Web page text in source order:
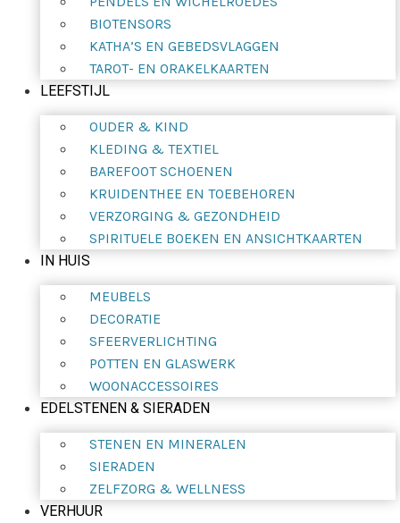
BIOTENSORS
KATHA’S EN GEBEDSVLAGGEN
TAROT- EN ORAKELKAARTEN
LEEFSTIJL
OUDER & KIND
KLEDING & TEXTIEL
BAREFOOT SCHOENEN
KRUIDENTHEE EN TOEBEHOREN
VERZORGING & GEZONDHEID
SPIRITUELE BOEKEN EN ANSICHTKAARTEN
IN HUIS
MEUBELS
DECORATIE
SFEERVERLICHTING
POTTEN EN GLASWERK
WOONACCESSOIRES
EDELSTENEN & SIERADEN
STENEN EN MINERALEN
SIERADEN
ZELFZORG & WELLNESS
VERHUUR